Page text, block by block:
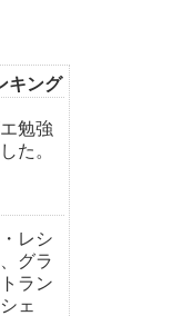
キング
勉強
た。
レシ
グラ
ラン
ェ